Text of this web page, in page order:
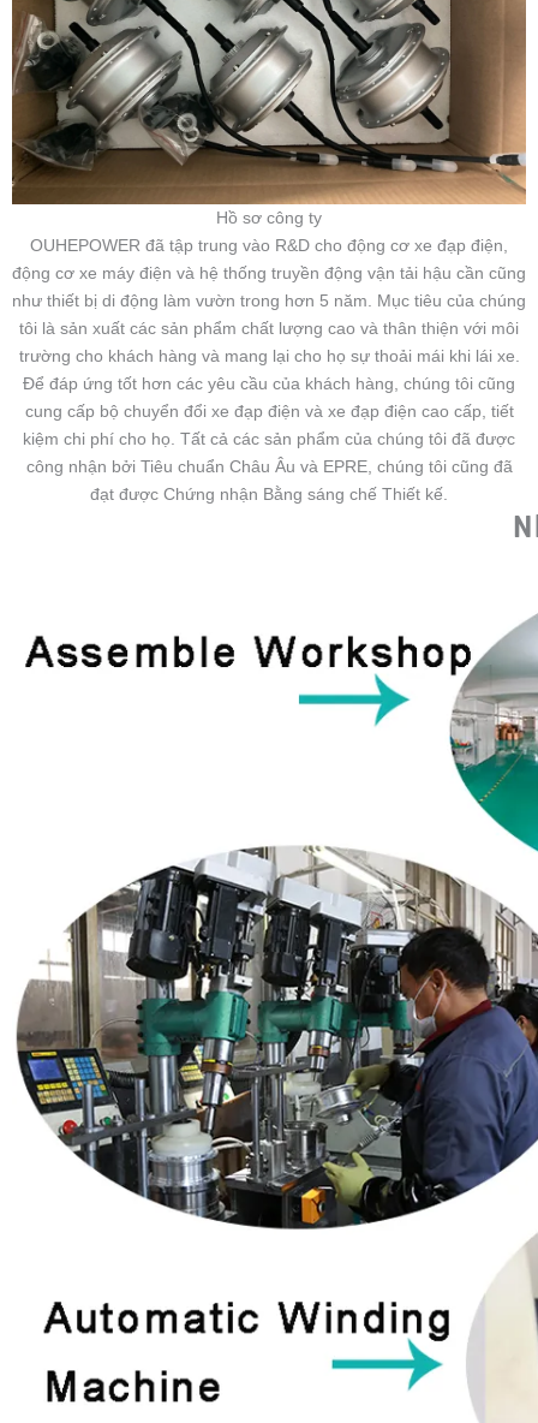
Hồ sơ công ty
OUHEPOWER đã tập trung vào R&D cho động cơ xe đạp điện,
động cơ xe máy điện và hệ thống truyền động vận tải hậu cần cũng
như thiết bị di động làm vườn trong hơn 5 năm. Mục tiêu của chúng
tôi là sản xuất các sản phẩm chất lượng cao và thân thiện với môi
trường cho khách hàng và mang lại cho họ sự thoải mái khi lái xe.
Để đáp ứng tốt hơn các yêu cầu của khách hàng, chúng tôi cũng
cung cấp bộ chuyển đổi xe đạp điện và xe đạp điện cao cấp, tiết
kiệm chi phí cho họ. Tất cả các sản phẩm của chúng tôi đã được
công nhận bởi Tiêu chuẩn Châu Âu và EPRE, chúng tôi cũng đã
đạt được Chứng nhận Bằng sáng chế Thiết kế.